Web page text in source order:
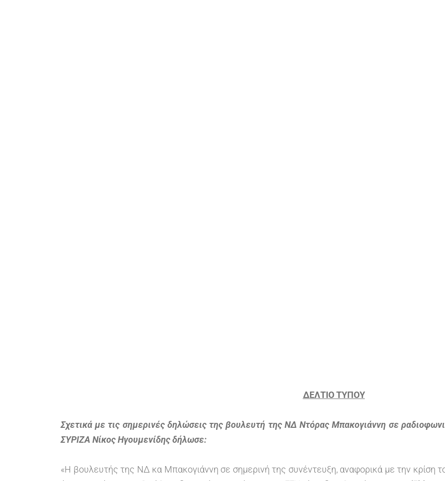
ΔΕΛΤΙΟ ΤΥΠΟΥ
Σχετικά με τις σημερινές δηλώσεις της βουλευτή της ΝΔ Ντόρας Μπακογιάννη σε
ΣΥΡΙΖΑ Νίκος Ηγουμενίδης δήλωσε:
«Η βουλευτής της ΝΔ κα Μπακογιάννη σε σημερινή της συνέντευξη, αναφορικά με την κρίση